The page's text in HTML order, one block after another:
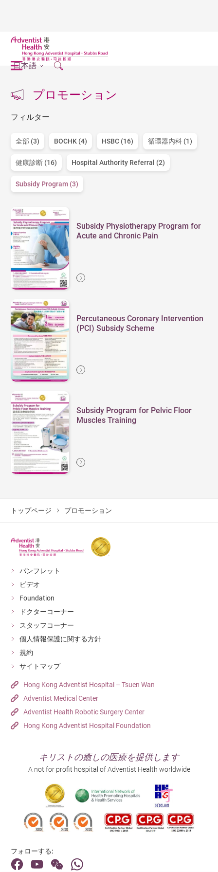
日本語
プロモーション
フィルター
全部 (3) BOCHK (4) HSBC (16) 循環器内科 (1)
健康診断 (16) Hospital Authority Referral (2)
Subsidy Program (3)
Subsidy Physiotherapy Program for
Acute and Chronic Pain
Percutaneous Coronary Intervention
(PCI) Subsidy Scheme
Subsidy Program for Pelvic Floor
Muscles Training
トップページ プロモーション
パンフレット
ビデオ
Foundation
ドクターコーナー
スタッフコーナー
個人情報保護に関する方針
規約
サイトマップ
Hong Kong Adventist Hospital – Tsuen Wan
Adventist Medical Center
Adventist Health Robotic Surgery Center
Hong Kong Adventist Hospital Foundation
キリストの癒しの医療を提供します
A not for profit hospital of Adventist Health worldwide
フォローする: